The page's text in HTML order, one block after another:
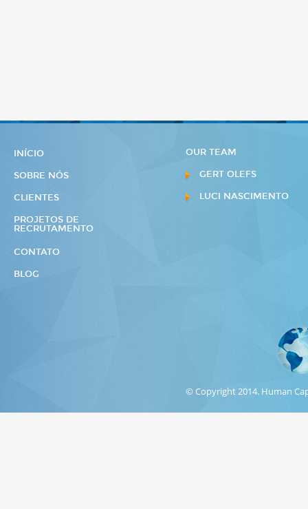
INÍCIO
SOBRE NÓS
CLIENTES
PROJETOS DE
RECRUTAMENTO
CONTATO
BLOG
OUR TEAM
GERT OLEFS
LUCI NASCIMENTO
© Copyright 2014. Human